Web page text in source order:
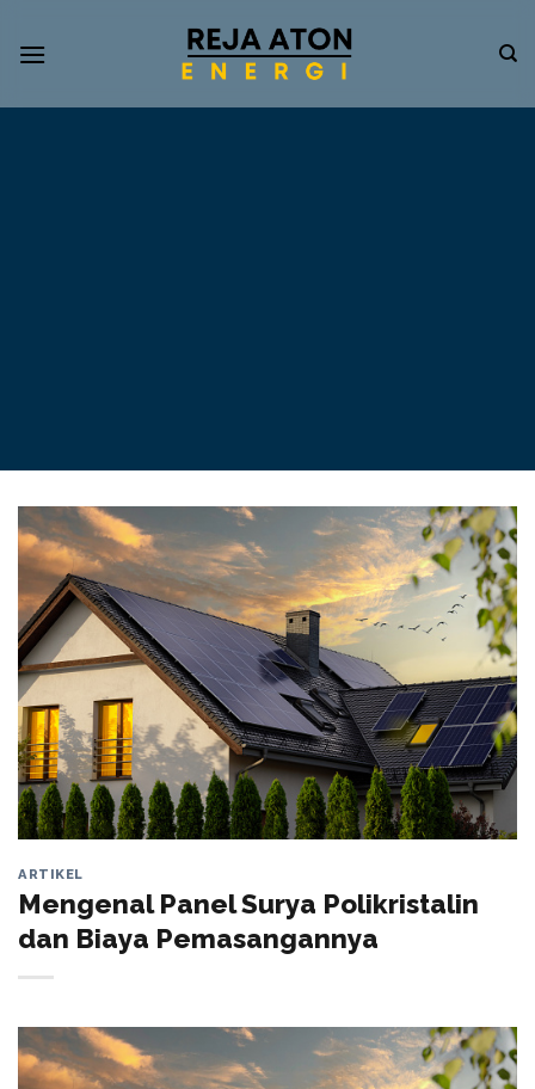
Informasi
ARTIKEL
Mengenal Panel Surya Polikristalin
dan Biaya Pemasangannya